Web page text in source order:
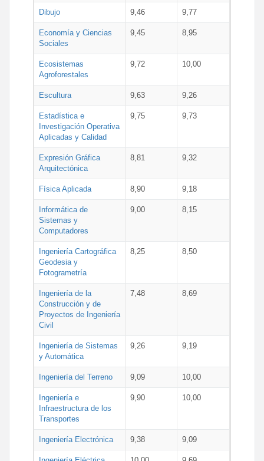
Dibujo 9,46 9,77
Economía y Ciencias
Sociales
9,45 8,95
Ecosistemas
Agroforestales
9,72 10,00
Escultura 9,63 9,26
Estadística e
Investigación Operativa
Aplicadas y Calidad
9,75 9,73
Expresión Gráfica
Arquitectónica
8,81 9,32
Física Aplicada 8,90 9,18
Informática de
Sistemas y
Computadores
9,00 8,15
Ingeniería Cartográfica
Geodesia y
Fotogrametría
8,25 8,50
Ingeniería de la
Construcción y de
Proyectos de Ingeniería
Civil
7,48 8,69
Ingeniería de Sistemas
y Automática
9,26 9,19
Ingeniería del Terreno 9,09 10,00
Ingeniería e
Infraestructura de los
Transportes
9,90 10,00
Ingeniería Electrónica 9,38 9,09